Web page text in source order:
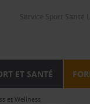
ET SANTÉ
et Wellness